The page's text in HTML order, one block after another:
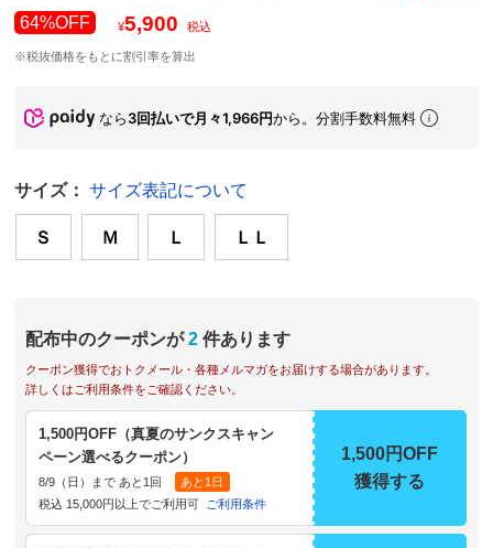
64%OFF ¥5,900 税込
※税抜価格をもとに割引率を算出
なら3回払いで月々1,966円から。分割手数料無料
サイズ： サイズ表記について
Ｓ Ｍ Ｌ ＬＬ
配布中のクーポンが 2 件あります
クーポン獲得でおトクメール・各種メルマガをお届けする場合があります。
詳しくはご利用条件をご確認ください。
1,500円OFF（真夏のサンクスキャン
ペーン選べるクーポン）
8/9（日）まで あと1回
あと1日
税込 15,000円以上でご利用可
ご利用条件
1,500円OFF
獲得する